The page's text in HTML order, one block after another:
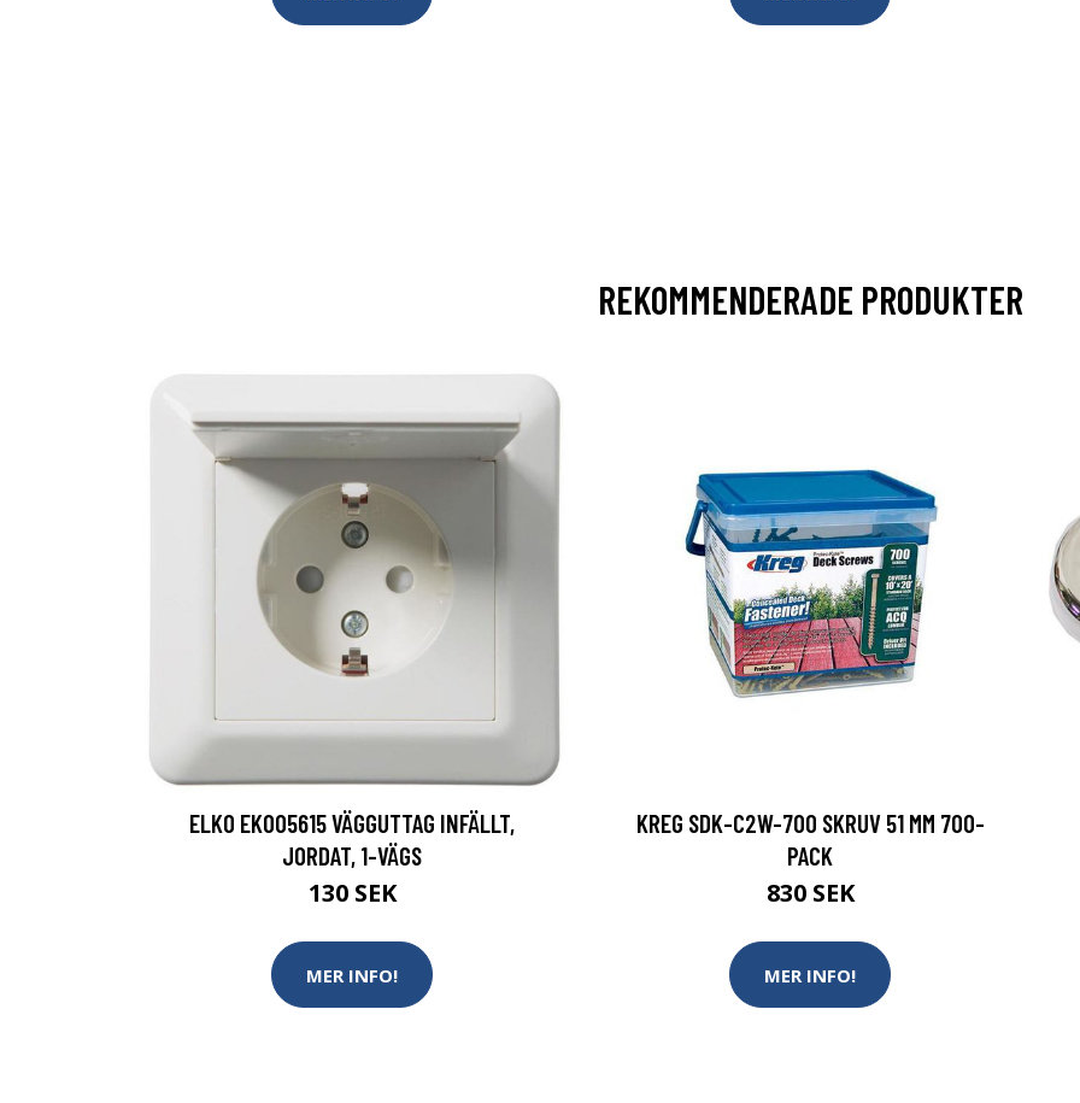
REKOMMENDERADE PRODUKTER
ELKO EKO05615 VÄGGUTTAG INFÄLLT,
JORDAT, 1-VÄGS
130 SEK
MER INFO!
KREG SDK-C2W-700 SKRUV 51 MM 700-
PACK
830 SEK
MER INFO!